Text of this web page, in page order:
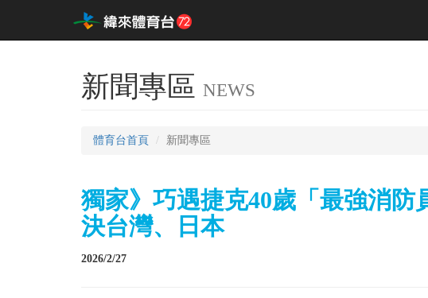
新聞專區 NEWS
體育台首頁 新聞專區
獨家》巧遇捷克40歲「最強消防
決台灣、日本
2026/2/27